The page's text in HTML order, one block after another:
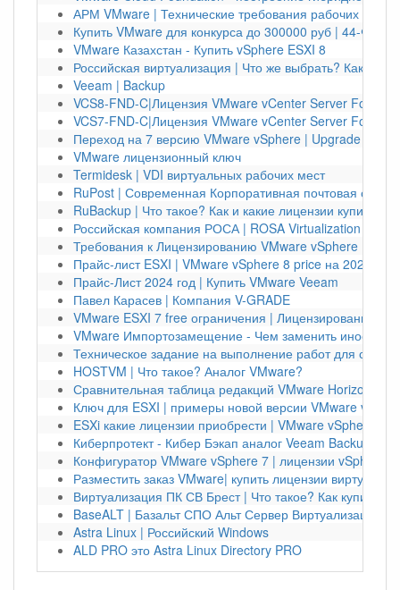
АРМ VMware | Технические требования рабочих мест
Купить VMware для конкурса до 300000 руб | 44-ФЗ
VMware Казахстан - Купить vSphere ESXI 8
Российская виртуализация | Что же выбрать? Как
Veeam | Backup
VCS8-FND-C|Лицензия VMware vCenter Server
VCS7-FND-C|Лицензия VMware vCenter Server
Переход на 7 версию VMware vSphere | Upgrade
VMware лицензионный ключ
Termidesk | VDI виртуальных рабочих мест
RuPost | Современная Корпоративная почтовая
RuBackup | Что такое? Как и какие лицензии купить?
Российская компания РОСА | ROSA Virtualization
Требования к Лицензированию VMware vSphere ESXi |
Прайс-лист ESXI | VMware vSphere 8 price на 2024 год
Прайс-Лист 2024 год | Купить VMware Veeam
Павел Карасев | Компания V-GRADE
VMware ESXI 7 free ограничения | Лицензирование
VMware Импортозамещение - Чем заменить
Техническое задание на выполнение работ для
HOSTVM | Что такое? Аналог VMware?
Сравнительная таблица редакций VMware Horizon
Ключ для ESXI | примеры новой версии VMware
ESXi какие лицензии приобрести | VMware vSphere
Киберпротект - Кибер Бэкап аналог Veeam Backup
Конфигуратор VMware vSphere 7 | лицензии vSphere
Разместить заказ VMware| купить лицензии
Виртуализация ПК СВ Брест | Что такое? Как купить?
BaseALT | Базальт СПО Альт Сервер Виртуализации
Astra Linux | Российский Windows
ALD PRO это Astra Linux Directory PRO